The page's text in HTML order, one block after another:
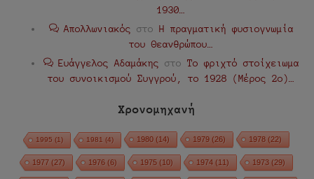
1930…
Απολλωνιακός στο Η πραγματική φυσιογνωμία
του Θεανθρώπου…
Ευάγγελος Αδαμάκης στο Το φριχτό στοίχειωμα
του συνοικισμού Συγγρού, το 1928 (Μέρος 2ο)…
Χρονομηχανή
1995 (1) 1981 (4) 1980 (14) 1979 (26) 1978 (22)
1977 (27) 1976 (6) 1975 (10) 1974 (11) 1973 (29)